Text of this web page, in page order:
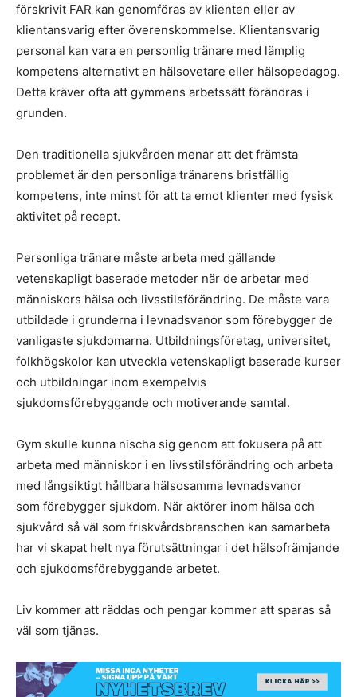
förskrivit FAR kan genomföras av klienten eller av
klientansvarig efter överenskommelse. Klientansvarig
personal kan vara en personlig tränare med lämplig
kompetens alternativt en hälsovetare eller hälsopedagog.
Detta kräver ofta att gymmens arbetssätt förändras i
grunden.
Den traditionella sjukvården menar att det främsta
problemet är den personliga tränarens bristfällig
kompetens, inte minst för att ta emot klienter med fysisk
aktivitet på recept.
Personliga tränare måste arbeta med gällande
vetenskapligt baserade metoder när de arbetar med
människors hälsa och livsstilsförändring. De måste vara
utbildade i grunderna i levnadsvanor som förebygger de
vanligaste sjukdomarna. Utbildningsföretag, universitet,
folkhögskolor kan utveckla vetenskapligt baserade kurser
och utbildningar inom exempelvis
sjukdomsförebyggande och motiverande samtal.
Gym skulle kunna nischa sig genom att fokusera på att
arbeta med människor i en livsstilsförändring och arbeta
med långsiktigt hållbara hälsosamma levnadsvanor
som förebygger sjukdom. När aktörer inom hälsa och
sjukvård så väl som friskvårdsbranschen kan samarbeta
har vi skapat helt nya förutsättningar i det hälsofrämjande
och sjukdomsförebyggande arbetet.
Liv kommer att räddas och pengar kommer att sparas så
väl som tjänas.